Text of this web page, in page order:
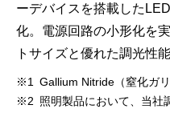
ーデバイスを搭載した
化。電源回路の小形化を
トサイズと優れた調光性
※1 Gallium Nitride（窒化ガリ
※2 照明製品において、当社